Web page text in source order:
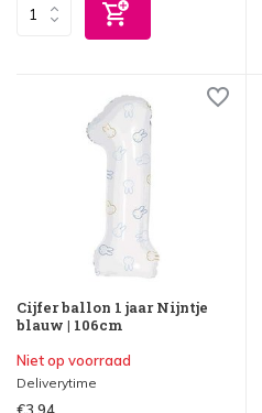
Cijfer ballon 1 jaar Nijntje
blauw | 106cm
Niet op voorraad
Deliverytime